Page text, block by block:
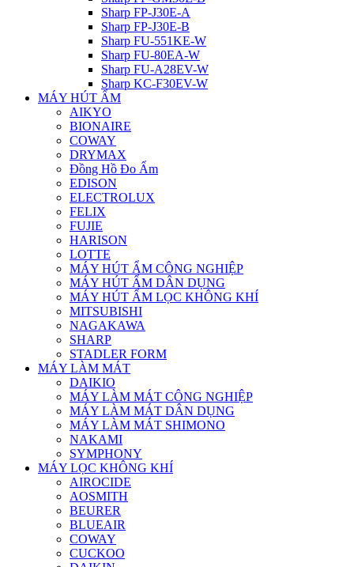
Sharp FP-J30E-A
Sharp FP-J30E-B
Sharp FU-551KE-W
Sharp FU-80EA-W
Sharp FU-A28EV-W
Sharp KC-F30EV-W
MÁY HÚT ẨM
AIKYO
BIONAIRE
COWAY
DRYMAX
Đồng Hồ Đo Ẩm
EDISON
ELECTROLUX
FELIX
FUJIE
HARISON
LOTTE
MÁY HÚT ẨM CÔNG NGHIỆP
MÁY HÚT ẨM DÂN DỤNG
MÁY HÚT ẨM LỌC KHÔNG KHÍ
MITSUBISHI
NAGAKAWA
SHARP
STADLER FORM
MÁY LÀM MÁT
DAIKIO
MÁY LÀM MÁT CÔNG NGHIỆP
MÁY LÀM MÁT DÂN DỤNG
MÁY LÀM MÁT SHIMONO
NAKAMI
SYMPHONY
MÁY LỌC KHÔNG KHÍ
AIROCIDE
AOSMITH
BEURER
BLUEAIR
COWAY
CUCKOO